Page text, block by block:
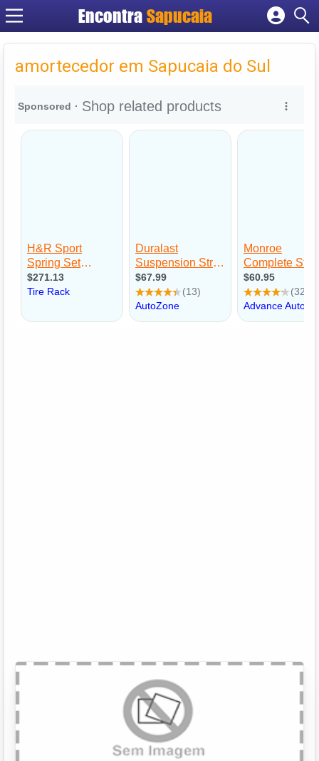
Encontra
Cadastrar empresa
Criar conta
amortecedor em Sapucaia do Sul